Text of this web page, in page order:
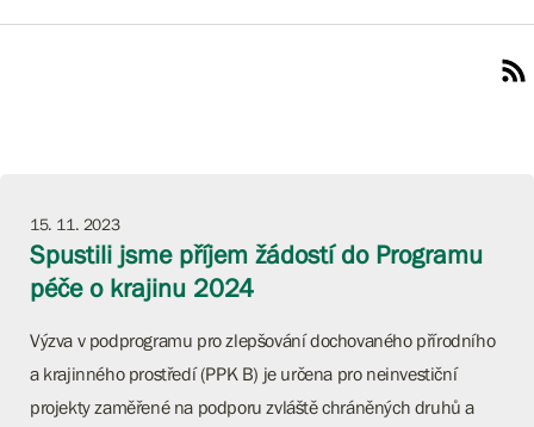
15. 11. 2023
Spustili jsme příjem žádostí do Programu
péče o krajinu 2024
Výzva v podprogramu pro zlepšování dochovaného přírodního
a krajinného prostředí (PPK B) je určena pro neinvestiční
projekty zaměřené na podporu zvláště chráněných druhů a